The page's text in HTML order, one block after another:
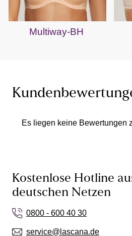
Multiway-BH
Es liegen keine Bewertungen
Kostenlose Hotline
deutschen Netzen
0800 - 600 40 30
service@lascana.de